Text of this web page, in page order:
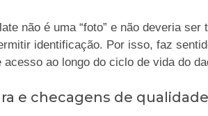
não é uma “foto” e não deveria
identificação. Por isso, faz
acesso ao longo do ciclo de vida do
e checagens de qualidade